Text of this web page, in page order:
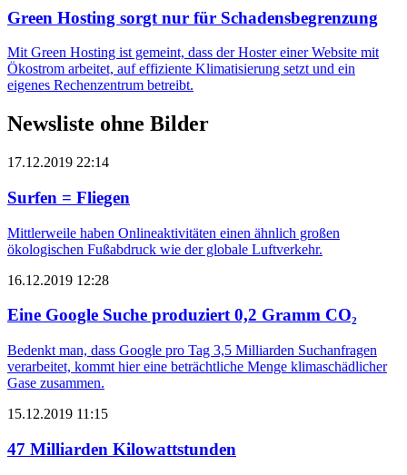
Green Hosting sorgt nur für Schadens­begrenzung
Mit Green Hosting ist gemeint, dass der Hoster einer Website mit
Ökostrom arbeitet, auf effiziente Klimatisierung setzt und ein
eigenes Rechenzentrum betreibt.
Newsliste ohne Bilder
17.12.2019 22:14
Surfen = Fliegen
Mittlerweile haben Onlineaktivitäten einen ähnlich großen
ökologischen Fuß­abdruck wie der globale Luftverkehr.
16.12.2019 12:28
Eine Google Suche produziert 0,2 Gramm CO₂
Bedenkt man, dass Google pro Tag 3,5 Milliarden Suchanfragen
verarbeitet, kommt hier eine beträchtliche Menge klimaschädlicher
Gase zusammen.
15.12.2019 11:15
47 Milliarden Kilowattstunden